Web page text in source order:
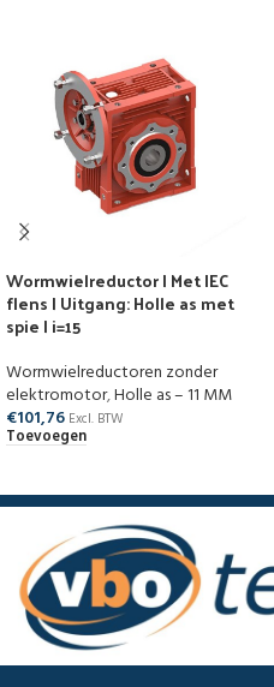
Wormwielreductor | Met IEC
flens | Uitgang: Holle as met
spie | i=15
Wormwielreductoren zonder
elektromotor,Holle as – 11 MM
€101,76 Excl. BTW
Toevoegen